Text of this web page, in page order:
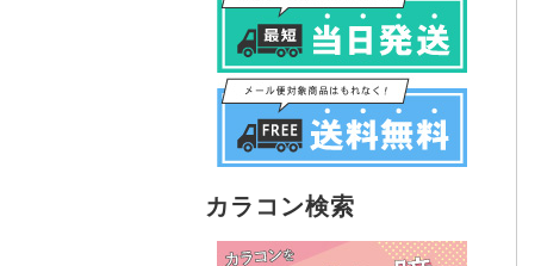
カラコン検索